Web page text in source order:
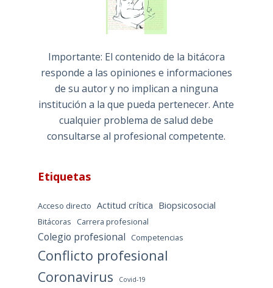
Importante: El contenido de la bitácora
responde a las opiniones e informaciones
de su autor y no implican a ninguna
institución a la que pueda pertenecer. Ante
cualquier problema de salud debe
consultarse al profesional competente.
Etiquetas
Acceso directo Actitud crítica Biopsicosocial
Bitácoras Carrera profesional
Colegio profesional Competencias
Conflicto profesional
Coronavirus
Covid-19